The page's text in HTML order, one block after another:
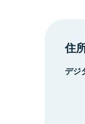
住
デジ